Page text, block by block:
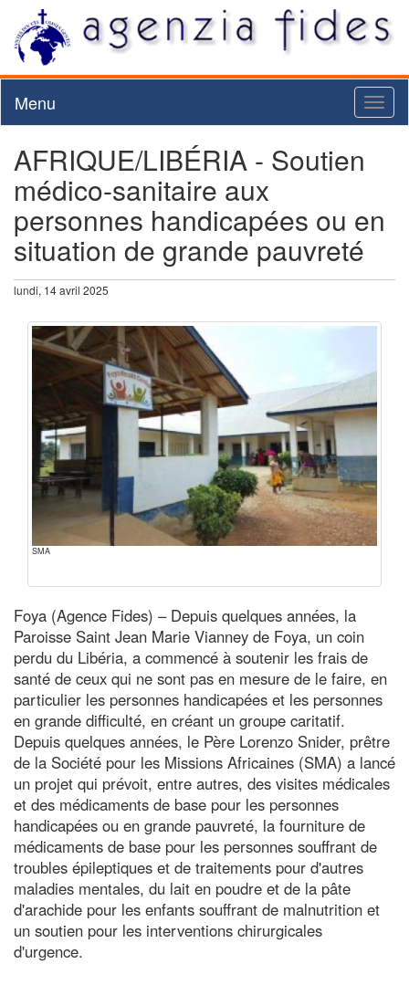
Menu
AFRIQUE/LIBÉRIA - Soutien
médico-sanitaire aux
personnes handicapées ou en
situation de grande pauvreté
lundi, 14 avril 2025
SMA
Foya (Agence Fides) – Depuis quelques années, la
Paroisse Saint Jean Marie Vianney de Foya, un coin
perdu du Libéria, a commencé à soutenir les frais de
santé de ceux qui ne sont pas en mesure de le faire, en
particulier les personnes handicapées et les personnes
en grande difficulté, en créant un groupe caritatif.
Depuis quelques années, le Père Lorenzo Snider, prêtre
de la Société pour les Missions Africaines (SMA) a lancé
un projet qui prévoit, entre autres, des visites médicales
et des médicaments de base pour les personnes
handicapées ou en grande pauvreté, la fourniture de
médicaments de base pour les personnes souffrant de
troubles épileptiques et de traitements pour d'autres
maladies mentales, du lait en poudre et de la pâte
d'arachide pour les enfants souffrant de malnutrition et
un soutien pour les interventions chirurgicales
d'urgence.